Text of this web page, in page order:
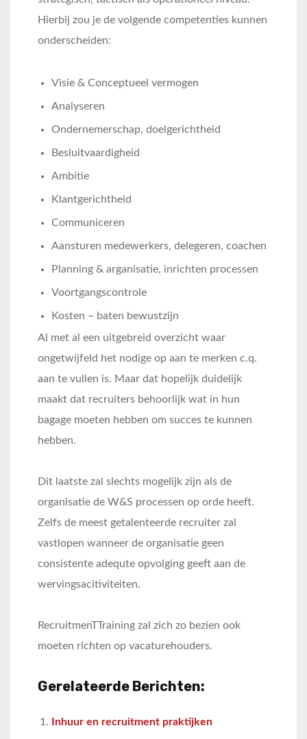
Hierbij zou je de volgende competenties kunnen
onderscheiden:
Visie & Conceptueel vermogen
Analyseren
Ondernemerschap, doelgerichtheid
Besluitvaardigheid
Ambitie
Klantgerichtheid
Communiceren
Aansturen medewerkers, delegeren, coachen
Planning & arganisatie, inrichten processen
Voortgangscontrole
Kosten – baten bewustzijn
Al met al een uitgebreid overzicht waar
ongetwijfeld het nodige op aan te merken c.q.
aan te vullen is. Maar dat hopelijk duidelijk
maakt dat recruiters behoorlijk wat in hun
bagage moeten hebben om succes te kunnen
hebben.
Dit laatste zal slechts mogelijk zijn als de
organisatie de W&S processen op orde heeft.
Zelfs de meest getalenteerde recruiter zal
vastlopen wanneer de organisatie geen
consistente adequte opvolging geeft aan de
wervingsacitiviteiten.
RecruitmenTTraining zal zich zo bezien ook
moeten richten op vacaturehouders.
Gerelateerde Berichten:
Inhuur en recruitment praktijken